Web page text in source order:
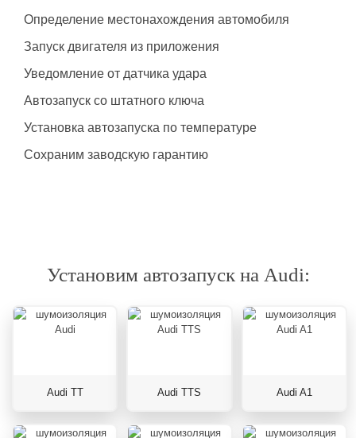
Определение местонахождения автомобиля
Запуск двигателя из приложения
Уведомление от датчика удара
Автозапуск со штатного ключа
Установка автозапуска по температуре
Сохраним заводскую гарантию
Установим автозапуск на Audi:
Audi TT Audi TTS Audi A1